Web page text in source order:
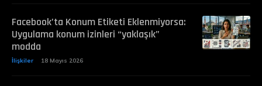
Facebook’ta Konum Etiketi Eklenmiyorsa:
Uygulama konum izinleri “yaklaşık”
modda
İlişkiler 18 Mayıs 2026